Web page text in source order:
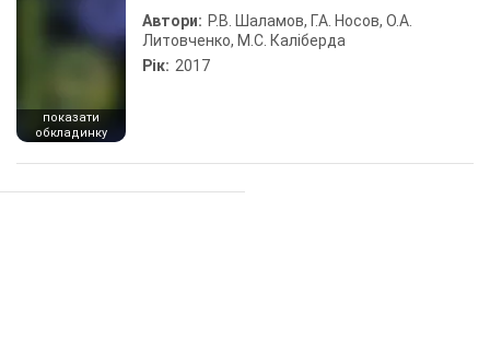
показати
обкладинку
Автори: Р.В. Шаламов, Г.А. Носов, О.А.
Литовченко, М.С. Каліберда
Рік: 2017